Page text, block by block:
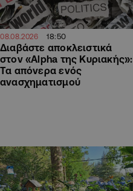
08.08.2026 18:50
Διαβάστε αποκλειστικά
στον «Alpha της Κυριακής»:
Τα απόνερα ενός
ανασχηματισμού